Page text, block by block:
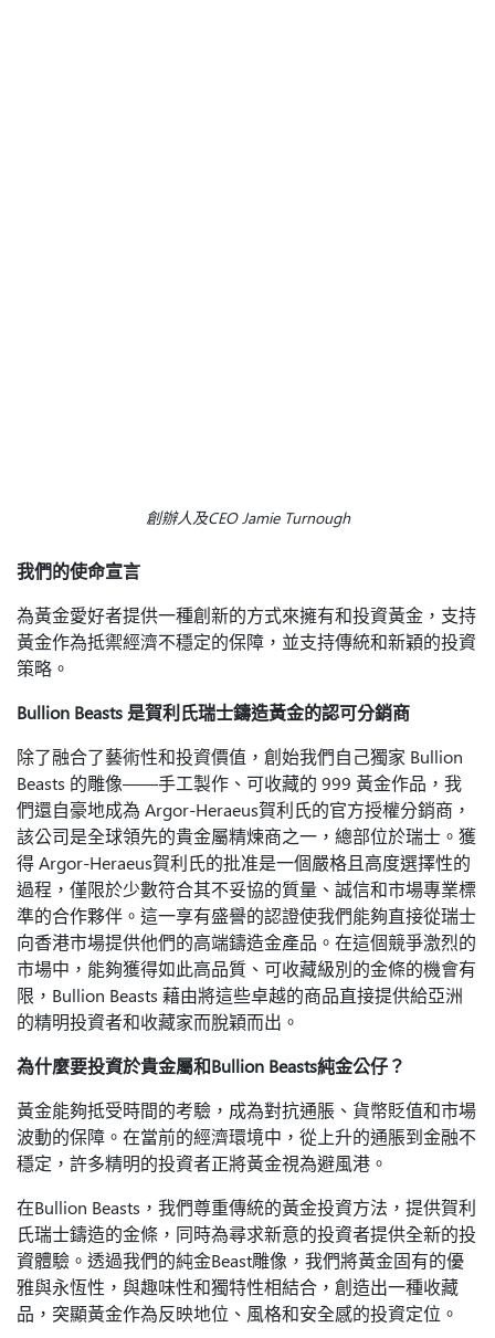
創辦人及CEO Jamie Turnough
我們的使命宣言
為黃金愛好者提供一種創新的方式來擁有和投資黃金，支持
黃金作為抵禦經濟不穩定的保障，並支持傳統和新穎的投資
策略。
Bullion Beasts 是賀利氏瑞士鑄造黃金的認可分銷商
除了融合了藝術性和投資價值，創始我們自己獨家 Bullion
Beasts 的雕像——手工製作、可收藏的 999 黃金作品，我
們還自豪地成為 Argor-Heraeus賀利氏的官方授權分銷商，
該公司是全球領先的貴金屬精煉商之一，總部位於瑞士。獲
得 Argor-Heraeus賀利氏的批准是一個嚴格且高度選擇性的
過程，僅限於少數符合其不妥協的質量、誠信和市場專業標
準的合作夥伴。這一享有盛譽的認證使我們能夠直接從瑞士
向香港市場提供他們的高端鑄造金產品。在這個競爭激烈的
市場中，能夠獲得如此高品質、可收藏級別的金條的機會有
限，Bullion Beasts 藉由將這些卓越的商品直接提供給亞洲
的精明投資者和收藏家而脫穎而出。
為什麼要投資於貴金屬和Bullion Beasts純金公仔？
黃金能夠抵受時間的考驗，成為對抗通脹、貨幣貶值和市場
波動的保障。在當前的經濟環境中，從上升的通脹到金融不
穩定，許多精明的投資者正將黃金視為避風港。
在Bullion Beasts，我們尊重傳統的黃金投資方法，提供賀利
氏瑞士鑄造的金條，同時為尋求新意的投資者提供全新的投
資體驗。透過我們的純金Beast雕像，我們將黃金固有的優
雅與永恆性，與趣味性和獨特性相結合，創造出一種收藏
品，突顯黃金作為反映地位、風格和安全感的投資定位。